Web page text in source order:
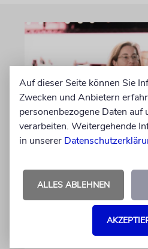
Tagesspiegel-
gegen Karoline
antwortet die
Politikerin
Auf dieser Seite können Sie
Zwecken und Anbietern
personenbezogene Daten auf
verarbeiten. Weitergehende
in unserer
ALLES ABLEHNEN